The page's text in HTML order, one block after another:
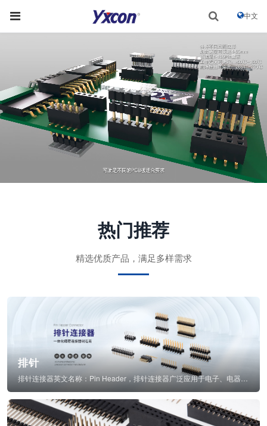
中文
热门推荐
精选优质产品，满足多样需求
排针